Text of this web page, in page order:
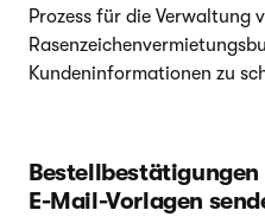
Prozess für die Verwaltung
Kundeninformationen zu
E-Mail-Vorlagen